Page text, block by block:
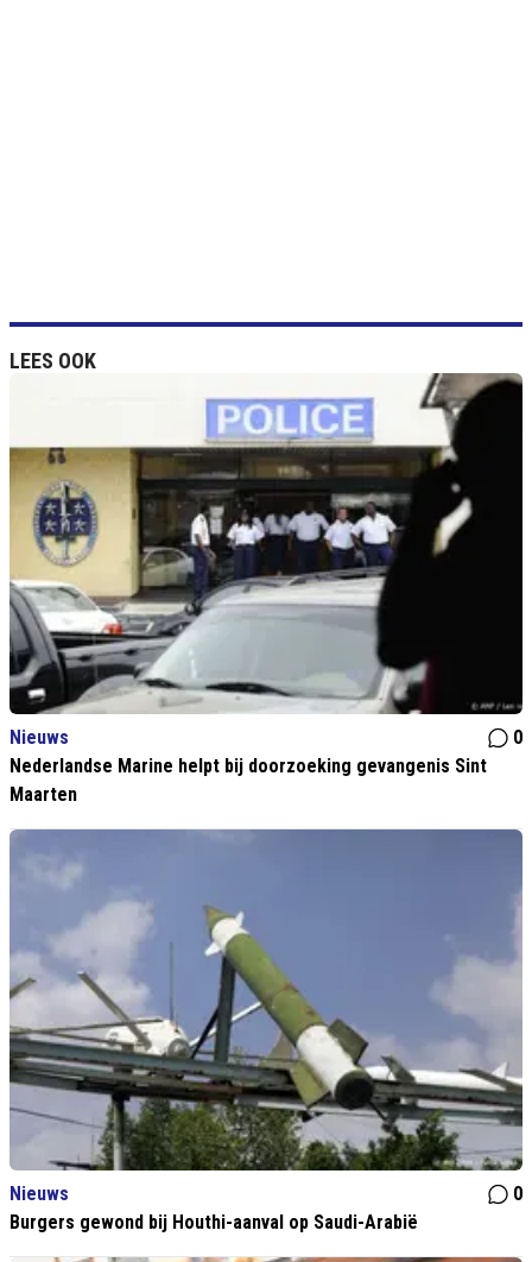
LEES OOK
Nieuws
0
Nederlandse Marine helpt bij doorzoeking gevangenis Sint
Maarten
Nieuws
0
Burgers gewond bij Houthi-aanval op Saudi-Arabië